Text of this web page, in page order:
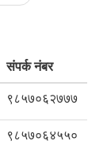
संपर्क नंबर
९८५७०६२७७७
९८५७०६४५५०